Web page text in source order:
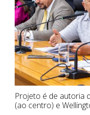
Projeto é de autoria
(ao centro) e